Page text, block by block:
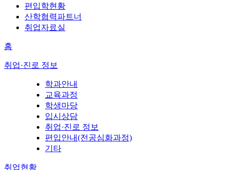
편입학현황
산학협력파트너
취업자료실
홈
취업·진로 정보
학과안내
교육과정
학생마당
입시상담
취업·진로 정보
편입안내(전공심화과정)
기타
취업현황